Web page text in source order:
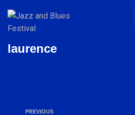
laurence
PREVIOUS